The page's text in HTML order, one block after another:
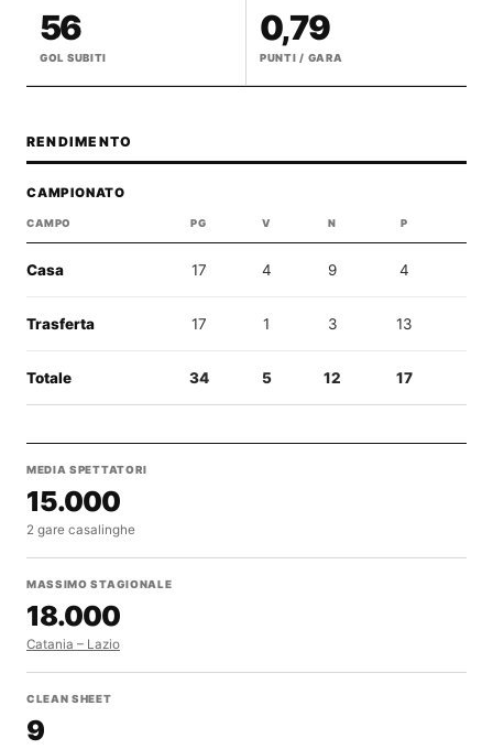
56
GOL SUBITI
0,79
PUNTI / GARA
RENDIMENTO
CAMPIONATO
CAMPO PG V N P
Casa 17 4 9 4
Trasferta 17 1 3 13
Totale 34 5 12 17
MEDIA SPETTATORI
15.000
2 gare casalinghe
MASSIMO STAGIONALE
18.000
Catania – Lazio
CLEAN SHEET
9